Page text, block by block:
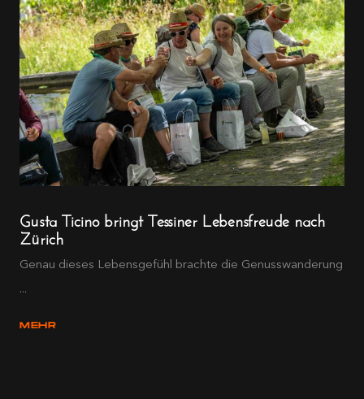
Gusta Ticino bringt Tessiner Lebensfreude nach
Zürich
Genau dieses Lebensgefühl brachte die Genusswanderung
...
MEHR